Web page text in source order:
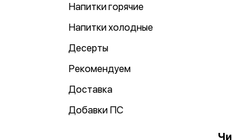
Напитки горячие
Напитки холодные
Десерты
Рекомендуем
Доставка
Добавки ПС